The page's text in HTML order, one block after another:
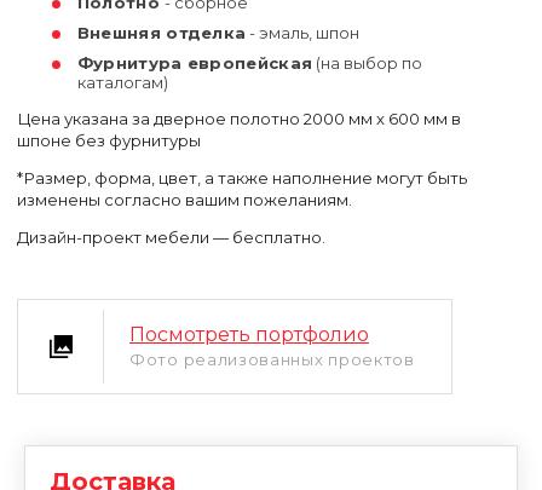
Внешняя отделка - эмаль, шпон
Фурнитура европейская (на выбор по
каталогам)
Цена указана за дверное полотно 2000 мм х 600 мм в
шпоне без фурнитуры
*Размер, форма, цвет, а также наполнение могут быть
изменены согласно вашим пожеланиям.
Дизайн-проект мебели — бесплатно.
Посмотреть портфолио
Фото реализованных проектов
Доставка
Уфа
Москва